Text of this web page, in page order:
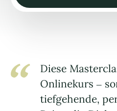
Diese
Onlinekurs –
tiefgehende,